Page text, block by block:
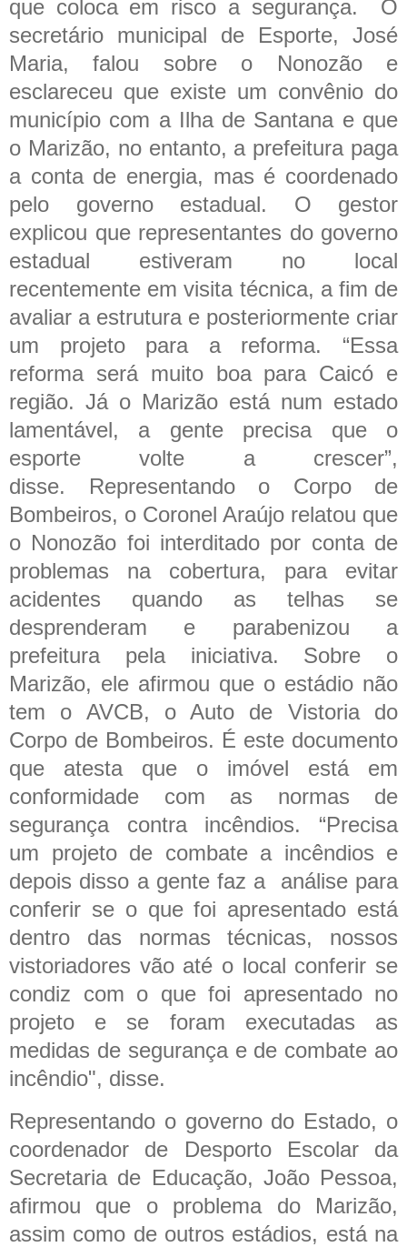
que coloca em risco a segurança. O
secretário municipal de Esporte, José
Maria, falou sobre o Nonozão e
esclareceu que existe um convênio do
município com a Ilha de Santana e que
o Marizão, no entanto, a prefeitura paga
a conta de energia, mas é coordenado
pelo governo estadual. O gestor
explicou que representantes do governo
estadual estiveram no local
recentemente em visita técnica, a fim de
avaliar a estrutura e posteriormente criar
um projeto para a reforma. “Essa
reforma será muito boa para Caicó e
região. Já o Marizão está num estado
lamentável, a gente precisa que o
esporte volte a crescer”,
disse. Representando o Corpo de
Bombeiros, o Coronel Araújo relatou que
o Nonozão foi interditado por conta de
problemas na cobertura, para evitar
acidentes quando as telhas se
desprenderam e parabenizou a
prefeitura pela iniciativa. Sobre o
Marizão, ele afirmou que o estádio não
tem o AVCB, o Auto de Vistoria do
Corpo de Bombeiros. É este documento
que atesta que o imóvel está em
conformidade com as normas de
segurança contra incêndios. “Precisa
um projeto de combate a incêndios e
depois disso a gente faz a análise para
conferir se o que foi apresentado está
dentro das normas técnicas, nossos
vistoriadores vão até o local conferir se
condiz com o que foi apresentado no
projeto e se foram executadas as
medidas de segurança e de combate ao
incêndio", disse.
Representando o governo do Estado, o
coordenador de Desporto Escolar da
Secretaria de Educação, João Pessoa,
afirmou que o problema do Marizão,
assim como de outros estádios, está na